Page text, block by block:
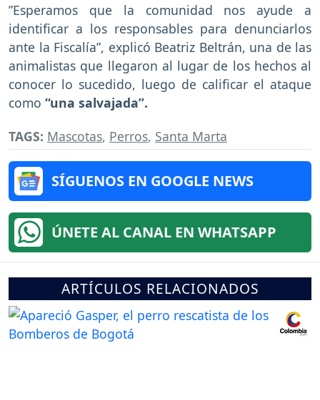
”Esperamos que la comunidad nos ayude a
identificar a los responsables para denunciarlos
ante la Fiscalía”, explicó Beatriz Beltrán, una de las
animalistas que llegaron al lugar de los hechos al
conocer lo sucedido, luego de calificar el ataque
como “una salvajada”.
TAGS: Mascotas, Perros, Santa Marta
SÍGUENOS EN GOOGLE NEWS
ÚNETE AL CANAL EN WHATSAPP
ARTÍCULOS RELACIONADOS